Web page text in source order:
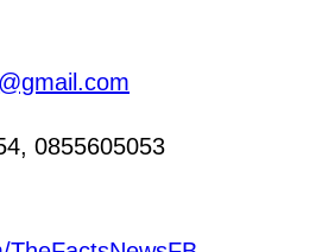
0855605053